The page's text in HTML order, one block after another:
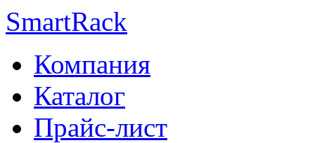
SmartRack
Компания
Каталог
Прайс-лист